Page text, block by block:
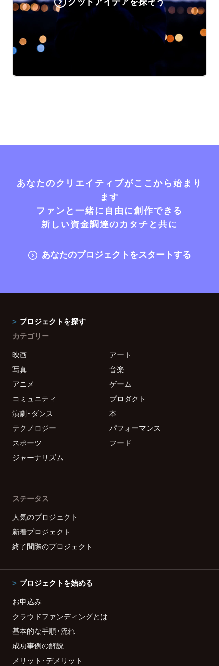
あなたのクリエイティブがここから始まり
ます
ファンと一緒に自由に創作できる
新しい資金調達のカタチと共に
あなたのプロジェクトをスタートする
プロジェクトを探す
カテゴリー
映画
アート
写真
音楽
アニメ
ゲーム
コミュニティ
プロダクト
演劇・ダンス
本
テクノロジー
パフォーマンス
スポーツ
フード
ジャーナリズム
ステータス
人気のプロジェクト
新着プロジェクト
終了間際のプロジェクト
プロジェクトを始める
お申込み
クラウドファンディングとは
基本的な手順・流れ
成功事例の解説
メリット・デメリット